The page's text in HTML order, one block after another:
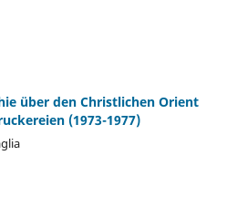
über den Christlichen Orient
(1973-1977)